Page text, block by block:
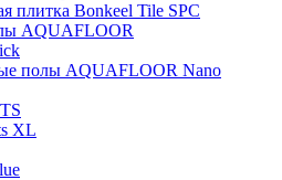
плитка Bonkeel Tile SPC
AQUAFLOOR
полы AQUAFLOOR Nano
XL